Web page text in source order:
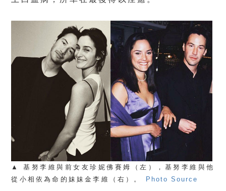
▲ 基努李維與前女友珍妮佛賽姆（左），基努李維與他
從小相依為命的妹妹金李維（右）。
Photo Source